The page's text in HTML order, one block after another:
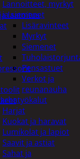
Lannoitteet, myrkyt
ja siemenet
Lisäravinteet
Myrkyt
Siemenet
Pensastuet
Verkot ja
reunanauha
Harjat
Kuokat ja haravat
Lumikolat ja lapiot
Saavit ja astiat
Sahat ja
laatoitus